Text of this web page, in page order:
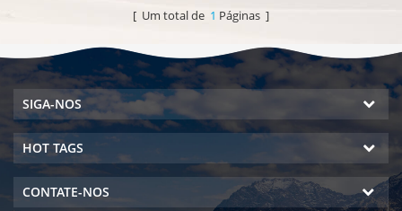
ar, sistema DOW RO. Hot &
Tela de LCD.
água potável rico e segurança!
[ Um total de 1 Páginas ]
SIGA-NOS
HOT TAGS
CONTATE-NOS